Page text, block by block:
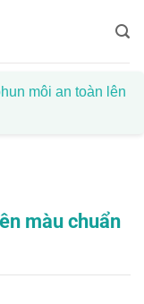
môi an toàn lên
màu chuẩn